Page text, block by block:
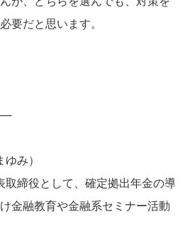
要だと思います。
み）
取締役として、確定拠出年金の導
金融教育や金融系セミナー活動